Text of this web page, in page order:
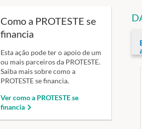
Como a PROTESTE se
financia
Esta ação pode ter o apoio de um
ou mais parceiros da PROTESTE.
Saiba mais sobre como a
PROTESTE se financia.
Ver como a PROTESTE se
financia